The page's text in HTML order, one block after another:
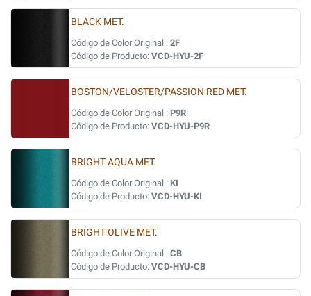
BLACK MET.
Código de Color Original : 2F
Código de Producto: VCD-HYU-2F
BOSTON/VELOSTER/PASSION RED MET.
Código de Color Original : P9R
Código de Producto: VCD-HYU-P9R
BRIGHT AQUA MET.
Código de Color Original : KI
Código de Producto: VCD-HYU-KI
BRIGHT OLIVE MET.
Código de Color Original : CB
Código de Producto: VCD-HYU-CB